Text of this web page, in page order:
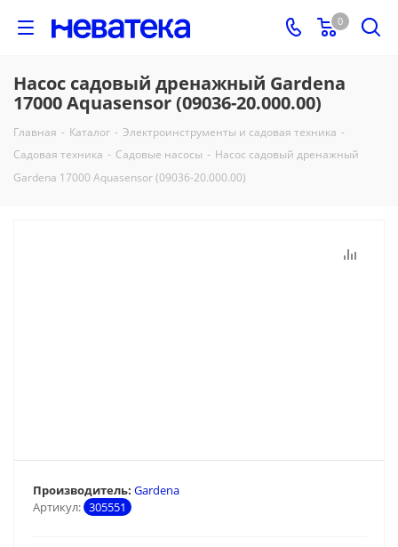
0
Насос садовый дренажный Gardena
17000 Aquasensor (09036-20.000.00)
Главная - Каталог - Электроинструменты и садовая техника -
Садовая техника - Садовые насосы - Насос садовый дренажный
Gardena 17000 Aquasensor (09036-20.000.00)
Артикул: 305551
Производитель: Gardena